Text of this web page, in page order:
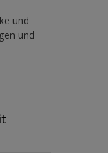
und
und